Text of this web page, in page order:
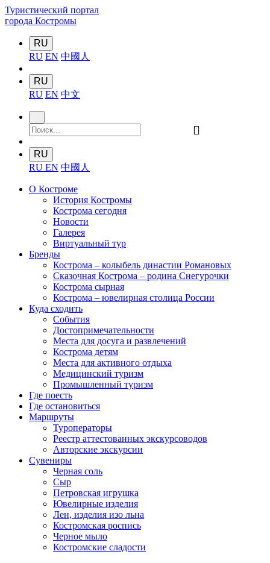
Туристический портал
города Костромы
RU
RU EN 中國人
RU
RU EN 中文
󰍉
RU
RU EN 中國人
О Костроме
История Костромы
Кострома сегодня
Новости
Галерея
Виртуальный тур
Бренды
Кострома – колыбель династии Романовых
Сказочная Кострома – родина Снегурочки
Кострома сырная
Кострома – ювелирная столица России
Куда сходить
События
Достопримечательности
Места для досуга и развлечений
Кострома детям
Места для активного отдыха
Медицинский туризм
Промышленный туризм
Где поесть
Где остановиться
Маршруты
Туроператоры
Реестр аттестованных экскурсоводов
Авторские экскурсии
Сувениры
Черная соль
Сыр
Петровская игрушка
Ювелирные изделия
Лен, изделия изо льна
Костромская роспись
Черное мыло
Костромские сладости